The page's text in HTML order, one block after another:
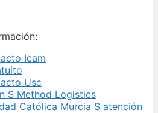
Icam
Usc
S Method Logistics
Católica Murcia S atención